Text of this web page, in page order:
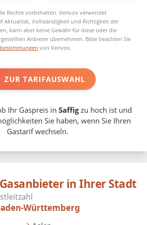
Rechte vorbehalten. Verivox verwendet
Aktualität, Vollständigkeit und Richtigkeit der
kann aber keine Gewähr für diese oder die
Anbieter übernehmen. Bitte beachten Sie
von Verivox.
ZUR TARIFAUSWAHL
Ihr Gaspreis in Saffigzu hoch ist und
Sie haben, wenn Sie Ihren
Gastarif wechseln.
in Ihrer Stadt
Württemberg